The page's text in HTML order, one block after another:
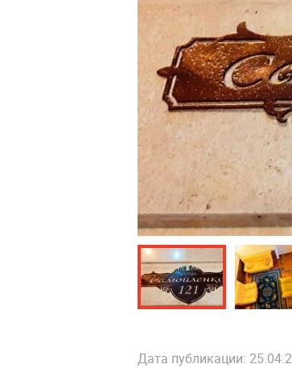
Дата публикации: